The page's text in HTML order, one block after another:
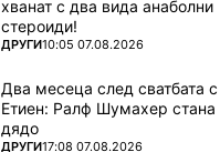
хванат с два вида анаболни
стероиди!
ПОВЕЧЕ ОТ
ДРУГИ10:05 07.08.2026
Два месеца след сватбата с
Етиен: Ралф Шумахер стана
дядо
ПОВЕЧЕ ОТ
ДРУГИ17:08 07.08.2026